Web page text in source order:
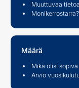
Muuttuvaa
Määrä
Mikä olisi
Arvio